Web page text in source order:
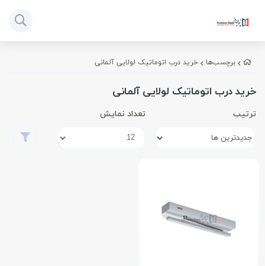
برچسب‌ها خرید درب اتوماتیک لولایی آلمانی
خرید درب اتوماتیک لولایی آلمانی
ترتیب تعداد نمایش